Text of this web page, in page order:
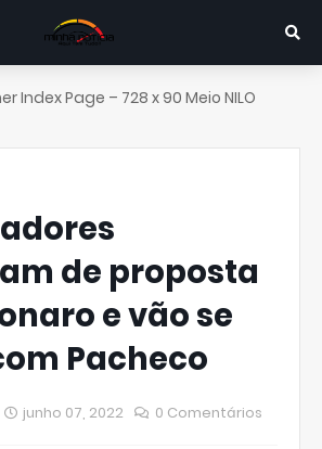
de proposta
e vão se
Pacheco
junho 07, 2022 0 Comentários